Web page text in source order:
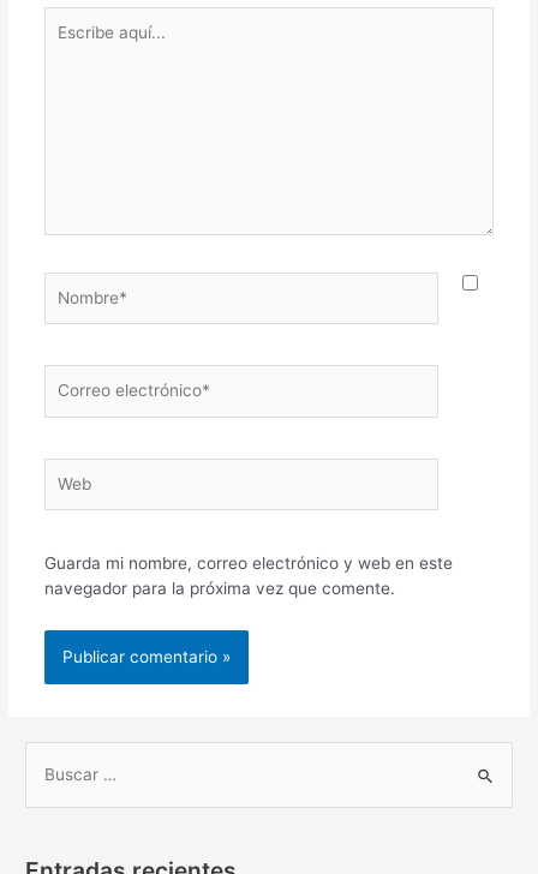
aquí...
electrónico*
Guarda mi nombre, correo electrónico y web en este
navegador para la próxima vez que comente.
u